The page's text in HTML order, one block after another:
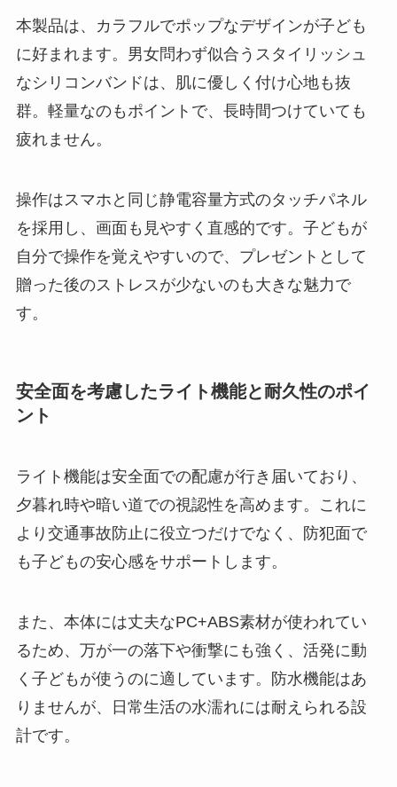
本製品は、カラフルでポップなデザインが子ども
に好まれます。男女問わず似合うスタイリッシュ
なシリコンバンドは、肌に優しく付け心地も抜
群。軽量なのもポイントで、長時間つけていても
疲れません。
操作はスマホと同じ静電容量方式のタッチパネル
を採用し、画面も見やすく直感的です。子どもが
自分で操作を覚えやすいので、プレゼントとして
贈った後のストレスが少ないのも大きな魅力で
す。
安全面を考慮したライト機能と耐久性のポイ
ント
ライト機能は安全面での配慮が行き届いており、
夕暮れ時や暗い道での視認性を高めます。これに
より交通事故防止に役立つだけでなく、防犯面で
も子どもの安心感をサポートします。
また、本体には丈夫なPC+ABS素材が使われてい
るため、万が一の落下や衝撃にも強く、活発に動
く子どもが使うのに適しています。防水機能はあ
りませんが、日常生活の水濡れには耐えられる設
計です。